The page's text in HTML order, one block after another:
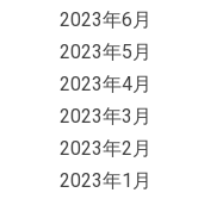
2023年6月
2023年5月
2023年4月
2023年3月
2023年2月
2023年1月